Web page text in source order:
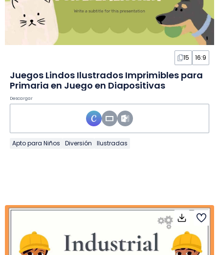
15 16:9
Juegos Lindos Ilustrados Imprimibles para
Primaria en Juego en Diapositivas
Descargar
Apto para Niños Diversión Ilustradas